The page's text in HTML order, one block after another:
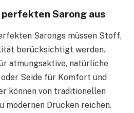
perfekten Sarong aus
Sarongs müssen Stoff,
berücksichtigt werden.
atmungsaktive, natürliche
Seide für Komfort und
können von traditionellen
modernen Drucken reichen.